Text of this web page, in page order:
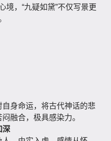
境，“九疑如黛”不仅写景更
身命运，将古代神话的悲
融合，极具感染力。
深